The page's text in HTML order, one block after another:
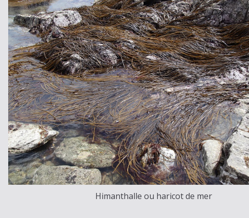
Himanthalle ou haricot de mer